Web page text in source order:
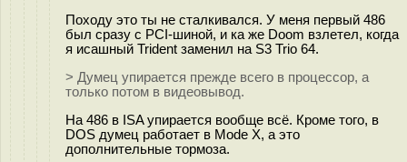
Походу это ты не сталкивался. У меня первый 486
был сразу с PCI-шиной, и ка же Doom взлетел, когда
я исашный Trident заменил на S3 Trio 64.
> Думец упирается прежде всего в процессор, а
только потом в видеовывод.
На 486 в ISA упирается вообще всё. Кроме того, в
DOS думец работает в Mode X, а это
дополнительные тормоза.